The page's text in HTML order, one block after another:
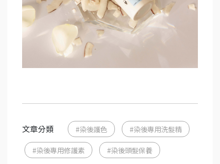
文章分類 #染後護色 #染後專用洗髮精
#染後專用修護素 #染後頭髮保養